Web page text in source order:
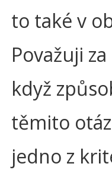
to také v
Považuji
když
těmito
jedno z